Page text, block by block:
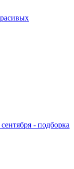
- подборка